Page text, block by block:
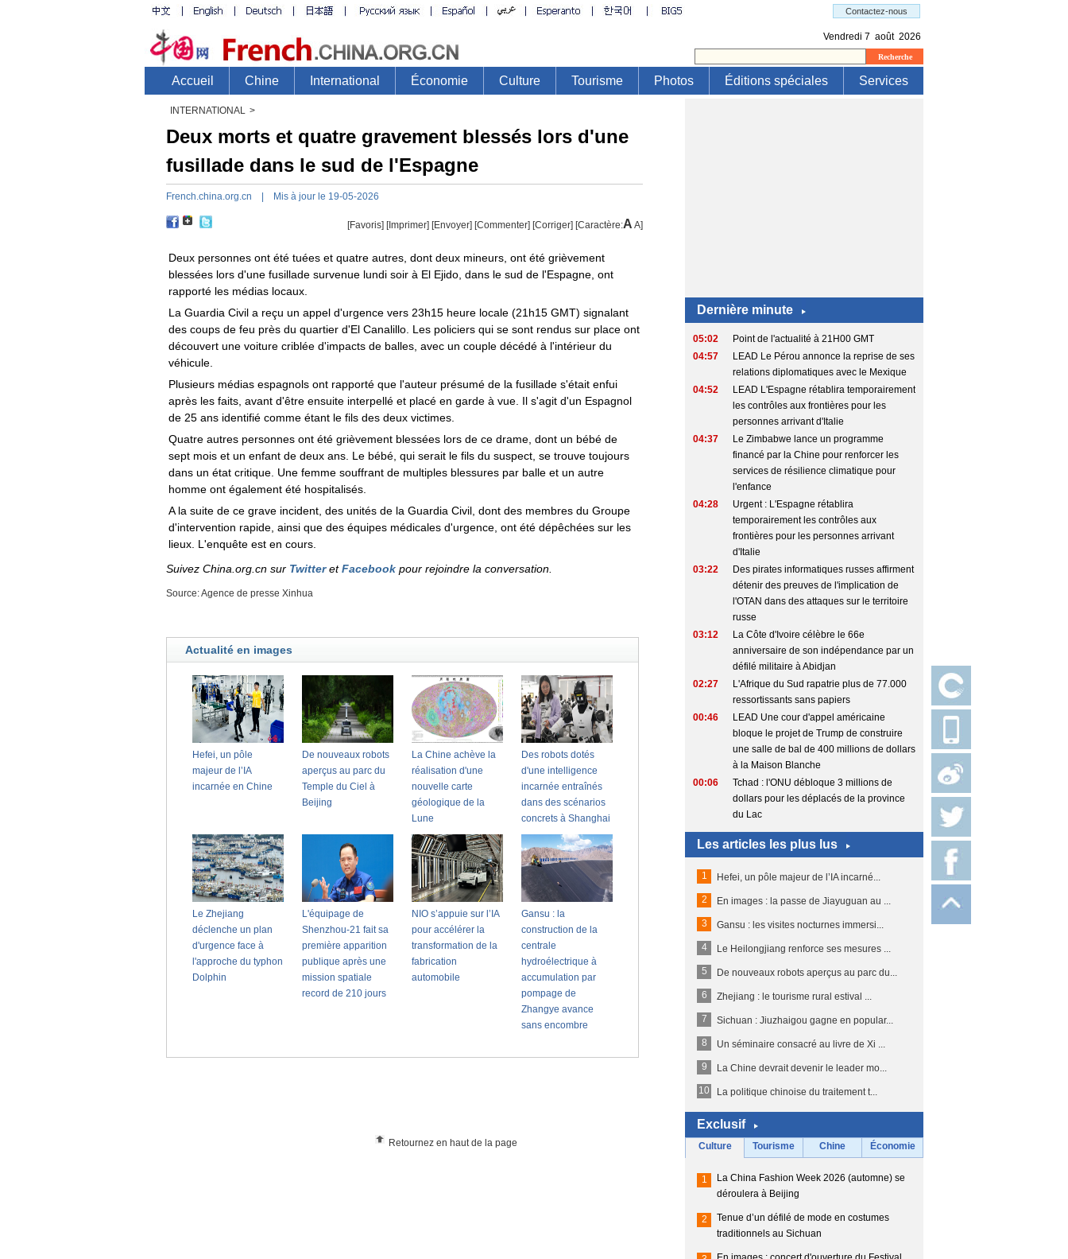
INTERNATIONAL >
Deux morts et quatre gravement blessés lors d'une
fusillade dans le sud de l'Espagne
French.china.org.cn | Mis à jour le 19-05-2026
[Favoris] [Imprimer] [Envoyer] [Commenter] [Corriger] [Caractère:A A]
Deux personnes ont été tuées et quatre autres, dont deux mineurs, ont été grièvement
blessées lors d'une fusillade survenue lundi soir à El Ejido, dans le sud de l'Espagne, ont
rapporté les médias locaux.
La Guardia Civil a reçu un appel d'urgence vers 23h15 heure locale (21h15 GMT) signalant
des coups de feu près du quartier d'El Canalillo. Les policiers qui se sont rendus sur place ont
découvert une voiture criblée d'impacts de balles, avec un couple décédé à l'intérieur du
véhicule.
Plusieurs médias espagnols ont rapporté que l'auteur présumé de la fusillade s'était enfui
après les faits, avant d'être ensuite interpellé et placé en garde à vue. Il s'agit d'un Espagnol
de 25 ans identifié comme étant le fils des deux victimes.
Quatre autres personnes ont été grièvement blessées lors de ce drame, dont un bébé de
sept mois et un enfant de deux ans. Le bébé, qui serait le fils du suspect, se trouve toujours
dans un état critique. Une femme souffrant de multiples blessures par balle et un autre
homme ont également été hospitalisés.
A la suite de ce grave incident, des unités de la Guardia Civil, dont des membres du Groupe
d'intervention rapide, ainsi que des équipes médicales d'urgence, ont été dépêchées sur les
lieux. L'enquête est en cours.
Suivez China.org.cn sur Twitter etFacebook pour rejoindre la conversation.
Source: Agence de presse Xinhua
Retournez en haut de la page